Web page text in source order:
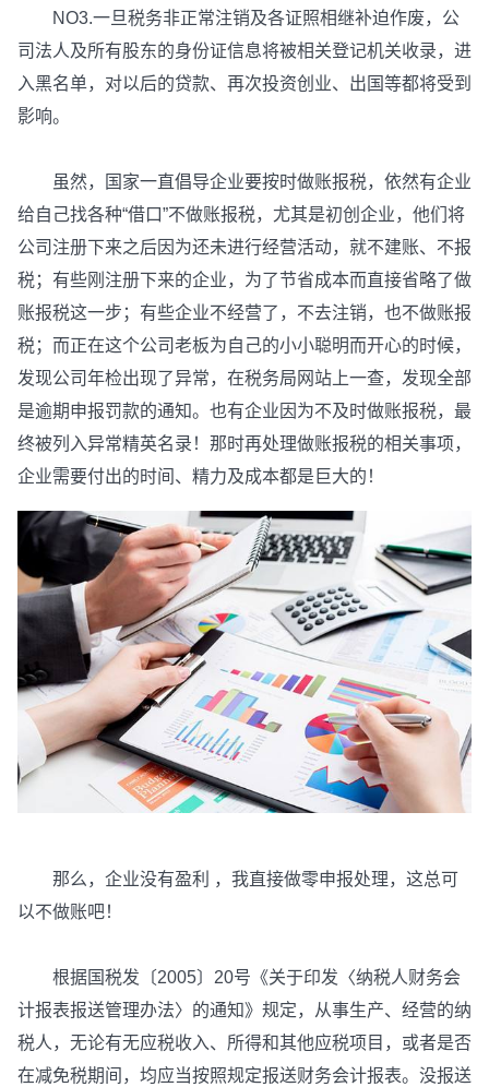
NO3.一旦税务非正常注销及各证照相继补迫作废，公
司法人及所有股东的身份证信息将被相关登记机关收录，进
入黑名单，对以后的贷款、再次投资创业、出国等都将受到
影响。
虽然，国家一直倡导企业要按时做账报税，依然有企业
给自己找各种“借口”不做账报税，尤其是初创企业，他们将
公司注册下来之后因为还未进行经营活动，就不建账、不报
税；有些刚注册下来的企业，为了节省成本而直接省略了做
账报税这一步；有些企业不经营了，不去注销，也不做账报
税；而正在这个公司老板为自己的小小聪明而开心的时候，
发现公司年检出现了异常，在税务局网站上一查，发现全部
是逾期申报罚款的通知。也有企业因为不及时做账报税，最
终被列入异常精英名录！那时再处理做账报税的相关事项，
企业需要付出的时间、精力及成本都是巨大的！
那么，企业没有盈利 ，我直接做零申报处理，这总可
以不做账吧！
根据国税发〔2005〕20号《关于印发〈纳税人财务会
计报表报送管理办法〉的通知》规定，从事生产、经营的纳
税人，无论有无应税收入、所得和其他应税项目，或者是否
在减免税期间，均应当按照规定报送财务会计报表。没报送